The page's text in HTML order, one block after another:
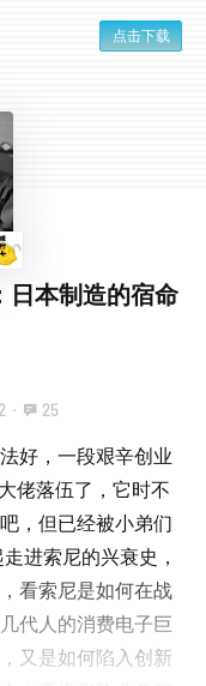
点击下载
日本制造的宿命
· 25
好，一段艰辛创业
佬落伍了，它时不
，但已经被小弟们
进索尼的兴衰史，
看索尼是如何在战
代人的消费电子巨
又是如何陷入创新